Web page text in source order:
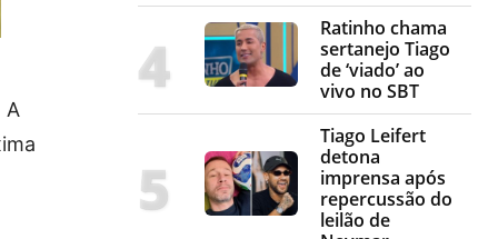
A
Ratinho chama
sertanejo Tiago
de ‘viado’ ao
vivo no SBT
Tiago Leifert
detona
imprensa após
repercussão do
leilão de